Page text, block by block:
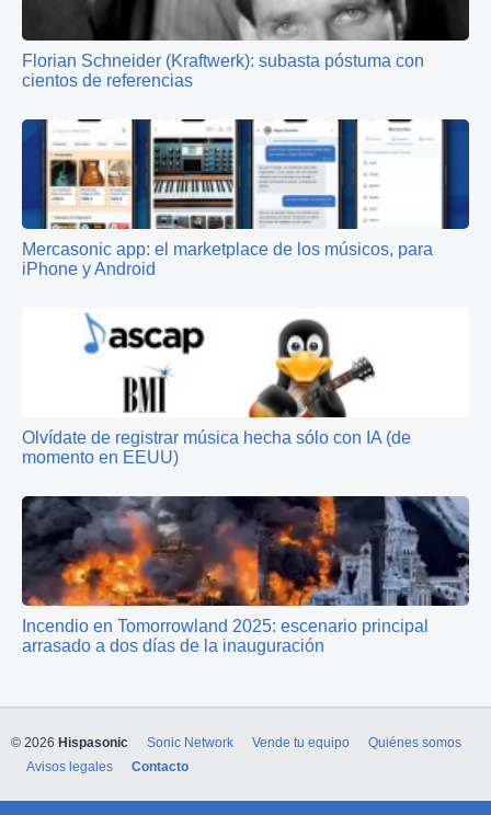
Florian Schneider (Kraftwerk): subasta póstuma con
cientos de referencias
Mercasonic app: el marketplace de los músicos, para
iPhone y Android
Olvídate de registrar música hecha sólo con IA (de
momento en EEUU)
Incendio en Tomorrowland 2025: escenario principal
arrasado a dos días de la inauguración
© 2026 Hispasonic Sonic Network Vende tu equipo
Quiénes somos
Avisos legales
Contacto